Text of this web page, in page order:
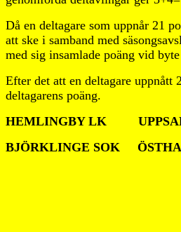
Då en deltagare som uppnår 21
att ske i samband med
med sig insamlade poäng vid
Efter det att en deltagare uppnått
deltagarens poäng.
HEMLINGBY LK
BJÖRKLINGE SOK